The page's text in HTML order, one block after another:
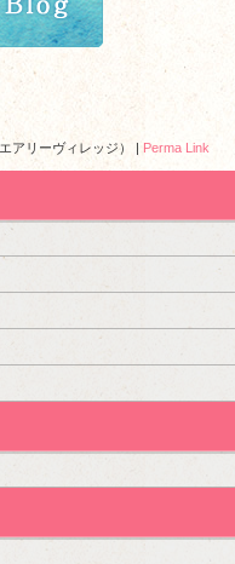
アリーヴィレッジ） | Perma Link